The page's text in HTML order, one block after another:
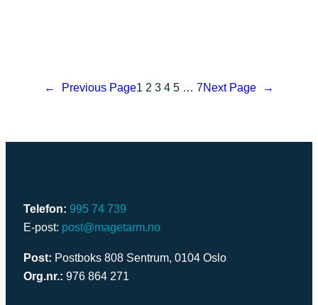
← Previous Page1 2 3 4 5 … 7Next Page →
Telefon: 995 74 739
E-post: post@magetarm.no
Post: Postboks 808 Sentrum, 0104 Oslo
Org.nr.:976 864 271